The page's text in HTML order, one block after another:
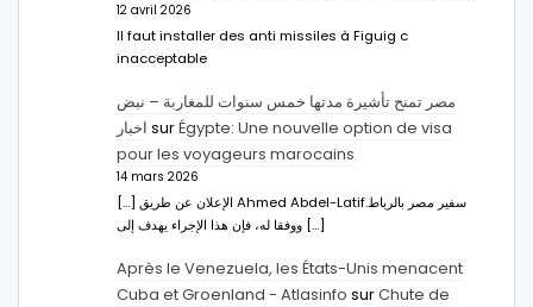
12 avril 2026
Il faut installer des anti missiles à Figuig c
inacceptable
مصر تمنح تأشيرة مدتها خمس سنوات للمغاربة – نبض
اخبار surÉgypte: Une nouvelle option de visa
pour les voyageurs marocains
14 mars 2026
[…] الإعلان عن طريق Ahmed Abdel-Latifسفير مصر بالرباط.
ووفقا له، فإن هذا الإجراء يهدف إلى […]
Après le Venezuela, les États-Unis menacent
Cuba et Groenland - Atlasinfo surChute de